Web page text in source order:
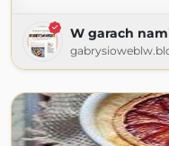
W garach